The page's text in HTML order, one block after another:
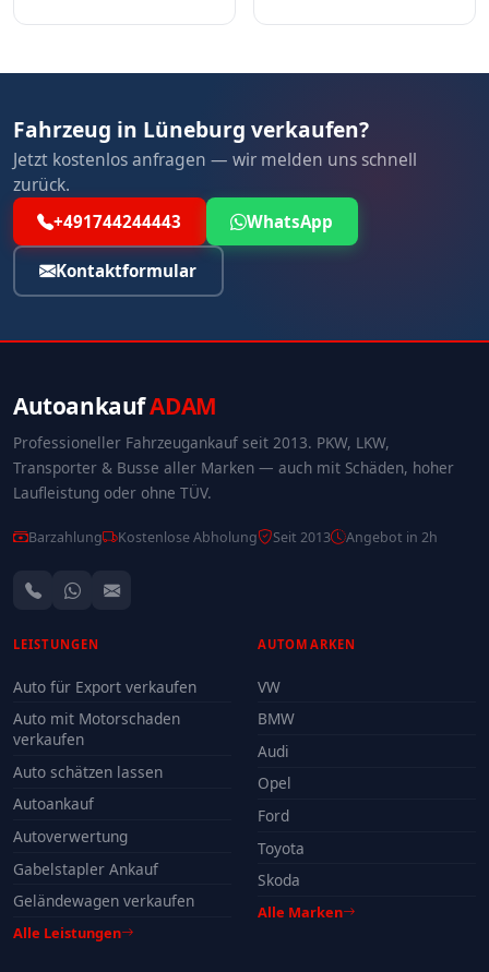
Fahrzeug in Lüneburg verkaufen?
Jetzt kostenlos anfragen — wir melden uns schnell
zurück.
+491744244443 WhatsApp
Kontaktformular
AutoankaufADAM
Professioneller Fahrzeugankauf seit 2013. PKW, LKW,
Transporter & Busse aller Marken — auch mit Schäden, hoher
Laufleistung oder ohne TÜV.
Barzahlung Kostenlose Abholung Seit 2013 Angebot in 2h
LEISTUNGEN
Auto für Export verkaufen
Auto mit Motorschaden
verkaufen
Auto schätzen lassen
Autoankauf
Autoverwertung
Gabelstapler Ankauf
Geländewagen verkaufen
Alle Leistungen
AUTOMARKEN
VW
BMW
Audi
Opel
Ford
Toyota
Skoda
Alle Marken